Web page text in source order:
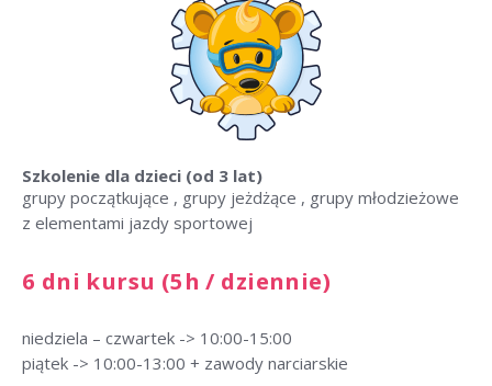
Szkolenie dla dzieci (od 3 lat)
grupy początkujące , grupy jeżdżące , grupy młodzieżowe
z elementami jazdy sportowej
6 dni kursu (5h / dziennie)
niedziela – czwartek -> 10:00-15:00
piątek -> 10:00-13:00 + zawody narciarskie